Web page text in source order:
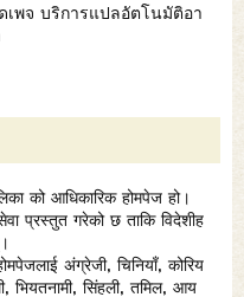
เพจ บริการแปลอัตโนมัติอา
को आधिकारिक होमपेज हो।
प्रस्तुत गरेको छ ताकि विदेशीह
अंग्रेजी, चिनियाँ, कोरिय
भियतनामी, सिंहली, तमिल, आय